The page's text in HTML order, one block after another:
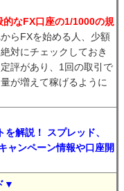
的なFX口座の1/1000の規
らFXを始める人、少額
対にチェックしておき
評があり、1回の取引で
が増えて稼げるように
解説！ スプレッド、
ャンペーン情報や口座開
▼